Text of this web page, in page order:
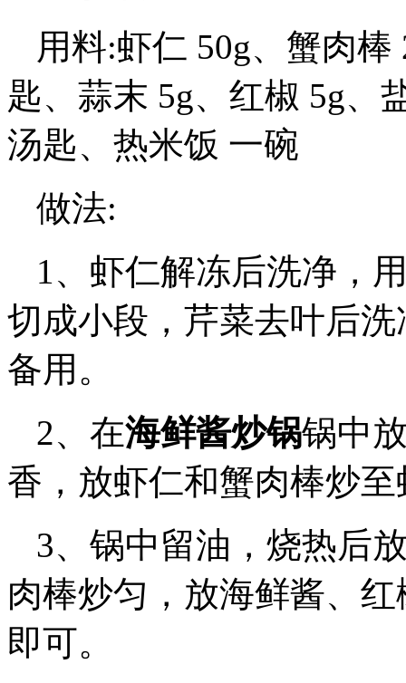
用料:虾仁 50g、蟹肉
匙、蒜末 5g、红椒 5g、
汤匙、热米饭 一碗
做法:
1、虾仁解冻后洗净，
切成小段，芹菜去叶后
备用。
2、在海鲜酱炒锅锅中
香，放虾仁和蟹肉棒炒
3、锅中留油，烧热后
肉棒炒匀，放海鲜酱、
即可。